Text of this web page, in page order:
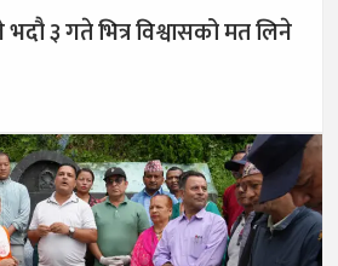
भदौ ३ गते भित्र विश्वासको मत लिने